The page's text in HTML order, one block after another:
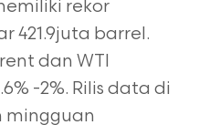
rekor
421.9juta barrel.
dan WTI
-2%. Rilis data di
mingguan